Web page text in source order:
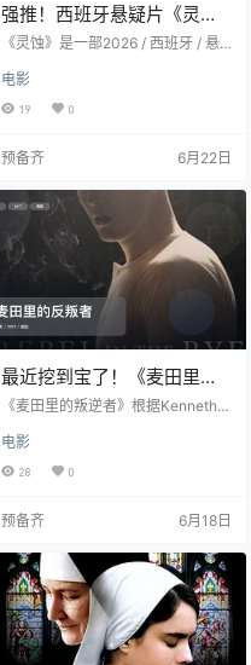
强推！西班牙悬疑片《灵
蚀》 2017 未删减 限时转存
《灵蚀》是一部2026 / 西班牙 / 悬
执导。 如果你更在意剧情推进、人
物关系和情绪张力，这部会比较好
进入
电影
19 0
预备齐 6月22日
最近挖到宝了！《麦田里的
反叛者》 2017 未删减 限时
《麦田里的叛逆者》根据Kenneth S
生》（JD Salinger: A Life）改编，
由丹尼·斯特朗（Dann...
电影
28 0
预备齐 6月18日